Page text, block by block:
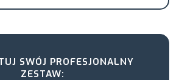
SWÓJ PROFESJONALNY
ZESTAW: